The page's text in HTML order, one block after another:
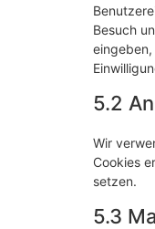
Besuch
5.2
Wir
Cookies
setzen.
5.3